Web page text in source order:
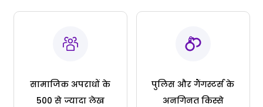
सामाजिक अपराधों के
500 से ज्यादा लेख
पुलिस और गैंगस्टर्स के
अनगिनत किस्से